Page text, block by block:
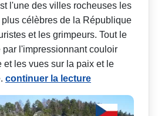
l'une des villes rocheuses les
célèbres de la République
et les grimpeurs. Tout le
par l'impressionnant couloir
et les vues sur la paix et le
continuer la lecture